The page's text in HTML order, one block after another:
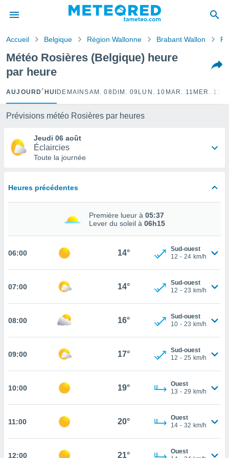
de
a
par
des
par le
de
des
sur
»,
CONTINUER
Accueil Belgique Région Wallonne Brabant Wallon
Météo Rosières (Belgique) heure
par heure
AUJOURD´HUI DEMAINSAM. 08 DIM. 09 LUN. 10 MAR. 11 MER. 12
Prévisions météo Rosières par heures
Jeudi 06 août
Éclaircies
Toute la journée
Heures précédentes
Première lueur à 05:37
Lever du soleil à 06h15
06:00 14°
Sud-ouest
12 - 24 km/h
07:00 14°
Sud-ouest
12 - 23 km/h
08:00 16°
Sud-ouest
10 - 23 km/h
09:00 17°
Sud-ouest
12 - 25 km/h
10:00 19°
Ouest
13 - 29 km/h
11:00 20°
Ouest
14 - 32 km/h
12:00 21°
Ouest